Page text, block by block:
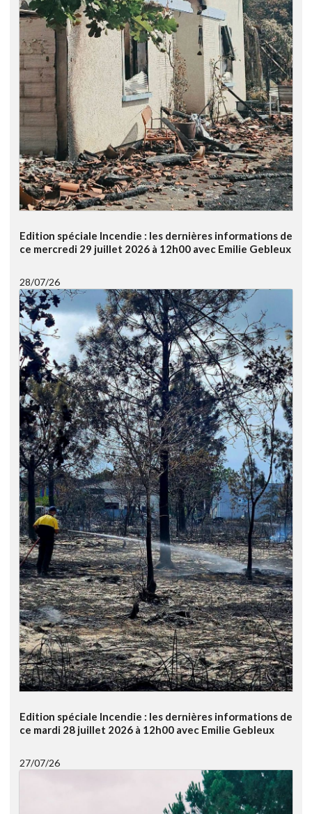
Edition spéciale Incendie : les dernières informations de
ce mercredi 29 juillet 2026 à 12h00 avec Emilie Gebleux
28/07/26
Edition spéciale Incendie : les dernières informations de
ce mardi 28 juillet 2026 à 12h00 avec Emilie Gebleux
27/07/26